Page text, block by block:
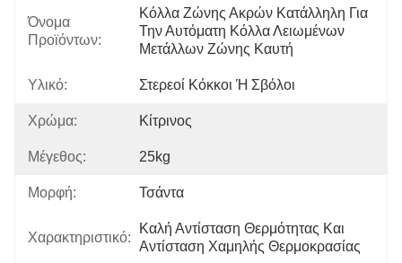
Όνομα
Προϊόντων:
Κόλλα Ζώνης Ακρών Κατάλληλη Για
Την Αυτόματη Κόλλα Λειωμένων
Μετάλλων Ζώνης Καυτή
Υλικό: Στερεοί Κόκκοι Ή Σβόλοι
Χρώμα: Κίτρινος
Μέγεθος: 25kg
Μορφή: Τσάντα
Χαρακτηριστικό:
Καλή Αντίσταση Θερμότητας Και
Αντίσταση Χαμηλής Θερμοκρασίας